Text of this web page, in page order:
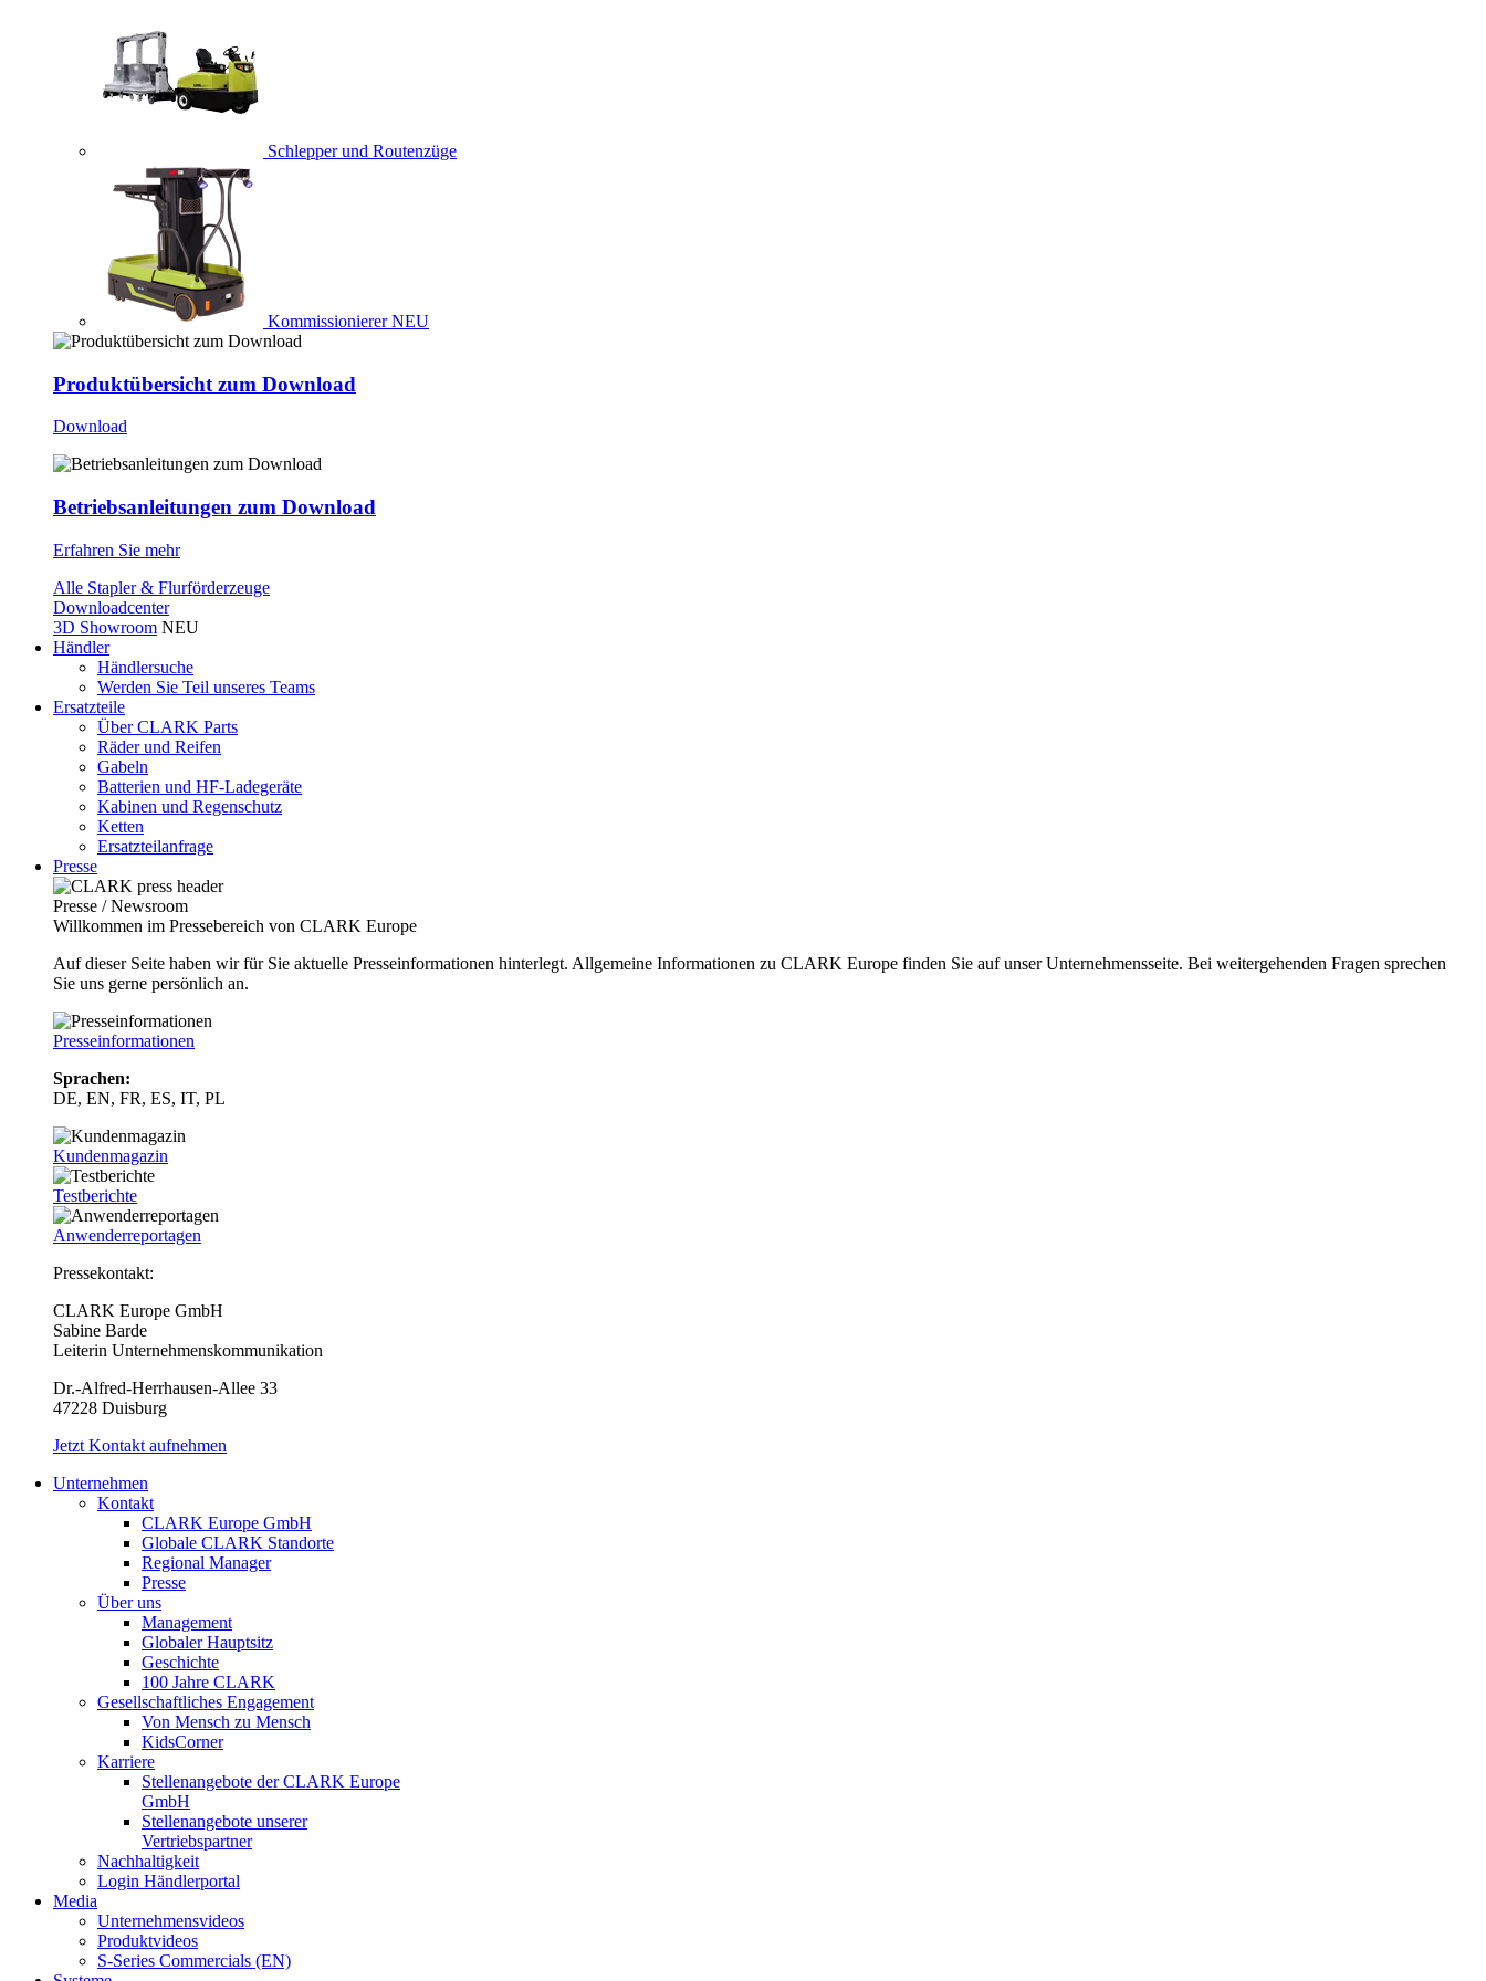
Schlepper und Routenzüge
Kommissionierer NEU
Produktübersicht zum Download
Download
Betriebsanleitungen zum Download
Erfahren Sie mehr
Alle Stapler & Flurförderzeuge
Downloadcenter
3D Showroom NEU
Händler
Händlersuche
Werden Sie Teil unseres Teams
Ersatzteile
Über CLARK Parts
Räder und Reifen
Gabeln
Batterien und HF-Ladegeräte
Kabinen und Regenschutz
Ketten
Ersatzteilanfrage
Presse
Presse / Newsroom
Willkommen im Pressebereich von CLARK Europe
Auf dieser Seite haben wir für Sie aktuelle Presseinformationen hinterlegt. Allgemeine Informationen zu CLARK Europe finden Sie auf unser Unternehmensseite. Bei weitergehenden Fragen sprechen
Sie uns gerne persönlich an.
Presseinformationen
Sprachen:
DE, EN, FR, ES, IT, PL
Kundenmagazin
Testberichte
Anwenderreportagen
Pressekontakt:
CLARK Europe GmbH
Sabine Barde
Leiterin Unternehmenskommunikation
Dr.-Alfred-Herrhausen-Allee 33
47228 Duisburg
Jetzt Kontakt aufnehmen
Unternehmen
Kontakt
CLARK Europe GmbH
Globale CLARK Standorte
Regional Manager
Presse
Über uns
Management
Globaler Hauptsitz
Geschichte
100 Jahre CLARK
Gesellschaftliches Engagement
Von Mensch zu Mensch
KidsCorner
Karriere
Stellenangebote der CLARK Europe
GmbH
Stellenangebote unserer
Vertriebspartner
Nachhaltigkeit
Login Händlerportal
Media
Unternehmensvideos
Produktvideos
S-Series Commercials (EN)